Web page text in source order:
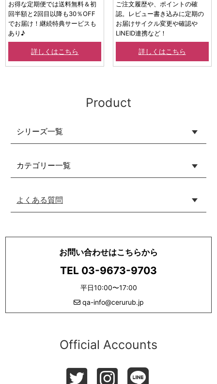
お得な定期便では送料無料＆初
回半額と2回目以降も30％OFF
でお届け！継続特典サービスも
あり♪
詳しくはこちら
ご注文履歴や、ポイントの確
認。レビュー書き込みに定期の
お届けサイクル変更や確認や
LINEID連携など！
詳しくはこちら
Product
シリーズ一覧
カテゴリー一覧
よくある質問
お問い合わせはこちらから
TEL 03-9673-9703
平日10:00〜17:00
qa-info@cerurub.jp
Official Accounts